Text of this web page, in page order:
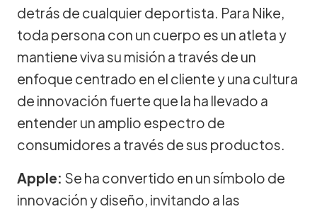
detrás de cualquier deportista. Para Nike,
toda persona con un cuerpo es un atleta y
mantiene viva su misión a través de un
enfoque centrado en el cliente y una cultura
de innovación fuerte que la ha llevado a
entender un amplio espectro de
consumidores a través de sus productos.
Apple: Se ha convertido en un símbolo de
innovación y diseño, invitando a las